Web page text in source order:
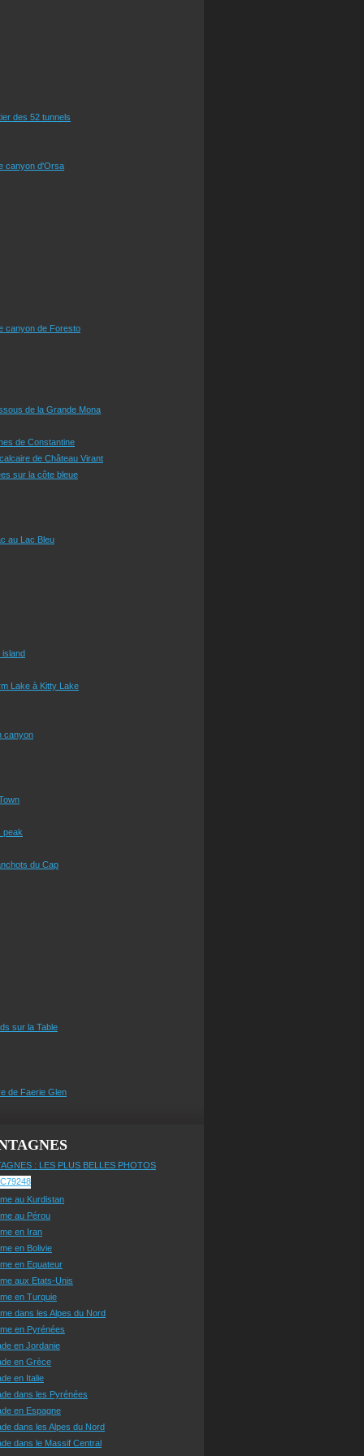
des 52 tunnels
canyon d'Orsa
canyon de Foresto
de la Grande Mona
de Constantine
de Château Virant
sur la côte bleue
au Lac Bleu
island
Lake à Kitty Lake
canyon
peak
du Cap
sur la Table
de Faerie Glen
: LES PLUS BELLES PHOTOS
au Kurdistan
au Pérou
en Iran
en Bolivie
en Equateur
aux Etats-Unis
en Turquie
dans les Alpes du Nord
en Pyrénées
en Jordanie
en Grèce
en Italie
dans les Pyrénées
en Espagne
dans les Alpes du Nord
dans le Massif Central